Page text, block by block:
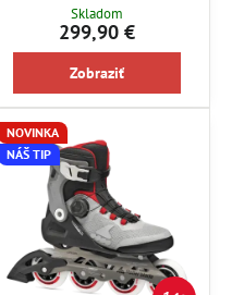
Skladom
299,90 €
Zobraziť
NOVINKA
NÁŠ TIP